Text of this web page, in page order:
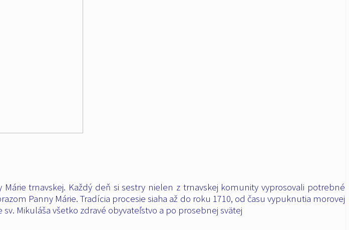
trnavskej. Každý deň si sestry nielen z trnavskej komunity vyprosovali potrebné
Panny Márie. Tradícia procesie siaha až do roku 1710, od času vypuknutia morovej
Mikuláša všetko zdravé obyvateľstvo a po prosebnej svätej